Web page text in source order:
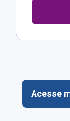
Acesse